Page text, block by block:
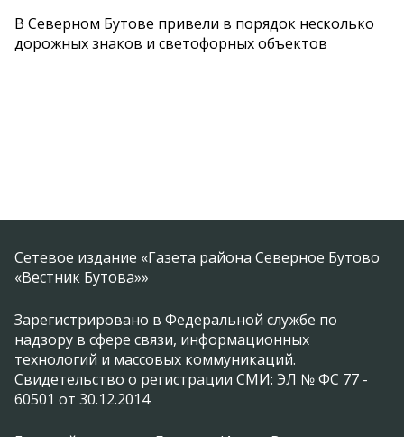
В Северном Бутове привели в порядок несколько
дорожных знаков и светофорных объектов
Сетевое издание «Газета района Северное Бутово
«Вестник Бутова»»
Зарегистрировано в Федеральной службе по
надзору в сфере связи, информационных
технологий и массовых коммуникаций.
Свидетельство о регистрации СМИ: ЭЛ № ФС 77 -
60501 от 30.12.2014